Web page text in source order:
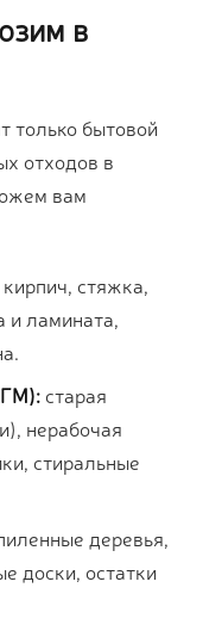
в
только бытовой
отходов в
вам
стяжка,
и ламината,
старая
нерабочая
стиральные
деревья,
доски, остатки